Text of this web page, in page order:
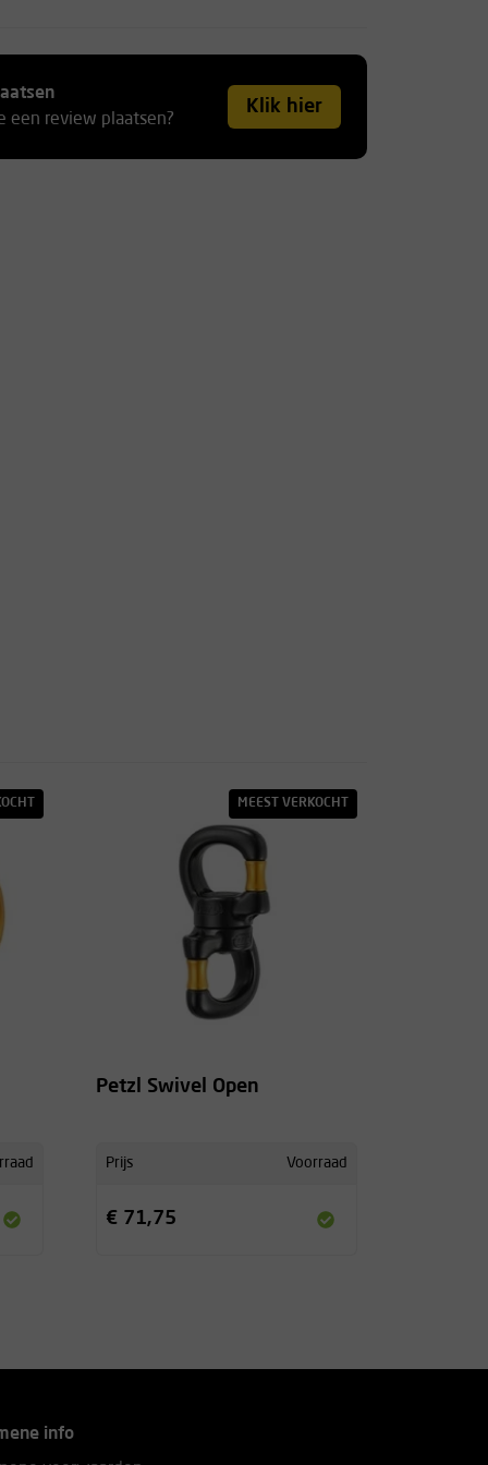
een review plaatsen?
Klik hier
MEEST VERKOCHT
Petzl Swivel Open
Prijs Voorraad
€ 71,75
info